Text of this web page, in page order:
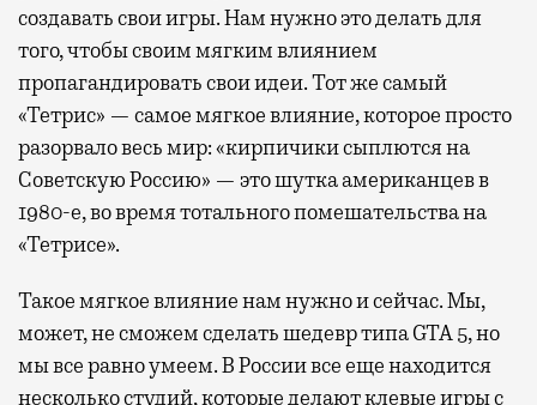
создавать свои игры. Нам нужно это делать для
того, чтобы своим мягким влиянием
пропагандировать свои идеи. Тот же самый
«Тетрис» — самое мягкое влияние, которое просто
разорвало весь мир: «кирпичики сыплются на
Советскую Россию» — это шутка американцев в
1980-е, во время тотального помешательства на
«Тетрисе».
Такое мягкое влияние нам нужно и сейчас. Мы,
может, не сможем сделать шедевр типа GTA 5, но
мы все равно умеем. В России все еще находится
несколько студий, которые делают клевые игры с